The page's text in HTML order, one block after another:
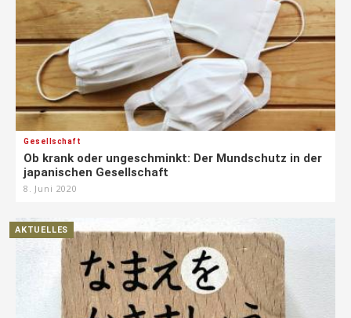
Gesellschaft
Ob krank oder ungeschminkt: Der Mundschutz in der
japanischen Gesellschaft
8. Juni 2020
AKTUELLES